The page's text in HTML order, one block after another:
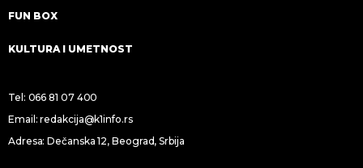
FUN BOX
KULTURA I UMETNOST
Tel: 066 81 07 400
Email:redakcija@k1info.rs
Adresa: Dečanska 12, Beograd, Srbija